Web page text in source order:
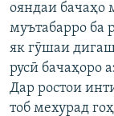
ояндаи бачаҳо
муътабарро ба
як гӯшаи
русӣ бачаҳоро
Дар ростои
тоб мехурад